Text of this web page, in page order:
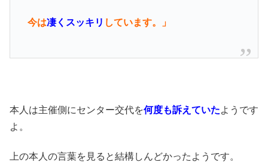
今は凄くスッキリ しています。」
本人は主催側にセンター交代を何度も訴えていたようです
よ。
上の本人の言葉を見ると結構しんどかったようです。